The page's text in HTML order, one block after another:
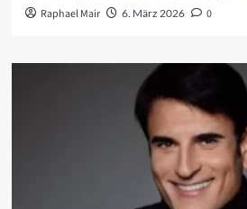
Raphael Mair 6. März 2026 0